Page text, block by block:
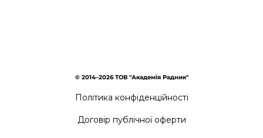
© 2014–2026 ТОВ "Академія Радник"
Політика конфіденційності
Договір публічної оферти